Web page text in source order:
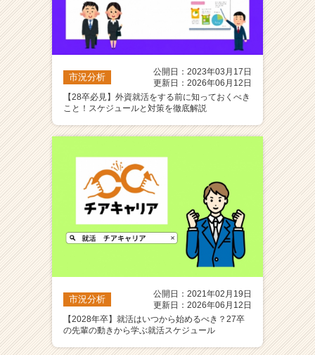
市況分析
公開日：2023年03月17日
更新日：2026年06月12日
【28卒必見】外資就活をする前に知っておくべき
こと！スケジュールと対策を徹底解説
市況分析
公開日：2021年02月19日
更新日：2026年06月12日
【2028年卒】就活はいつから始めるべき？27卒
の先輩の動きから学ぶ就活スケジュール